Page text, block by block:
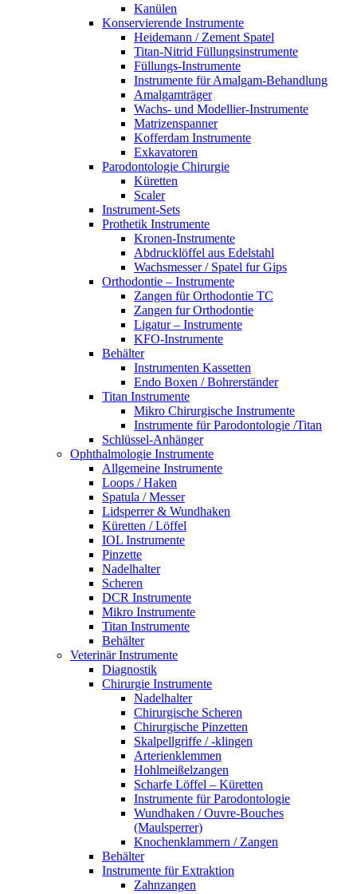
Kanülen
Konservierende Instrumente
Heidemann / Zement Spatel
Titan-Nitrid Füllungsinstrumente
Füllungs-Instrumente
Instrumente für Amalgam-Behandlung
Amalgamträger
Wachs- und Modellier-Instrumente
Matrizenspanner
Kofferdam Instrumente
Exkavatoren
Parodontologie Chirurgie
Küretten
Scaler
Instrument-Sets
Prothetik Instrumente
Kronen-Instrumente
Abdrucklöffel aus Edelstahl
Wachsmesser / Spatel fur Gips
Orthodontie – Instrumente
Zangen für Orthodontie TC
Zangen fur Orthodontie
Ligatur – Instrumente
KFO-Instrumente
Behälter
Instrumenten Kassetten
Endo Boxen / Bohrerständer
Titan Instrumente
Mikro Chirurgische Instrumente
Instrumente für Parodontologie /Titan
Schlüssel-Anhänger
Ophthalmologie Instrumente
Allgemeine Instrumente
Loops / Haken
Spatula / Messer
Lidsperrer & Wundhaken
Küretten / Löffel
IOL Instrumente
Pinzette
Nadelhalter
Scheren
DCR Instrumente
Mikro Instrumente
Titan Instrumente
Behälter
Veterinär Instrumente
Diagnostik
Chirurgie Instrumente
Nadelhalter
Chirurgische Scheren
Chirurgische Pinzetten
Skalpellgriffe / -klingen
Arterienklemmen
Hohlmeißelzangen
Scharfe Löffel – Küretten
Instrumente für Parodontologie
Wundhaken / Ouvre-Bouches
(Maulsperrer)
Knochenklammern / Zangen
Behälter
Instrumente für Extraktion
Zahnzangen